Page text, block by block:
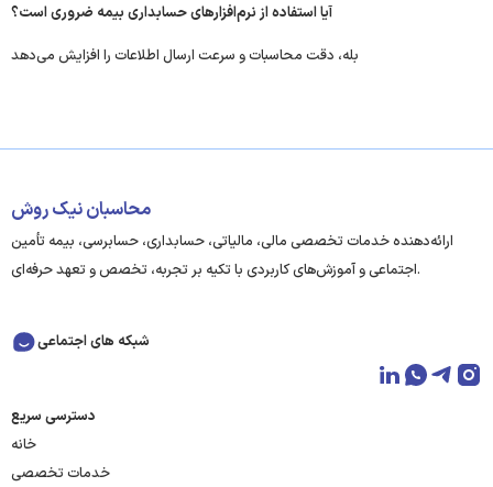
آیا استفاده از نرم‌افزارهای حسابداری بیمه ضروری است؟
بله، دقت محاسبات و سرعت ارسال اطلاعات را افزایش می‌دهد
محاسبان نیک روش
ارائه‌دهنده خدمات تخصصی مالی، مالیاتی، حسابداری، حسابرسی، بیمه تأمین
اجتماعی و آموزش‌های کاربردی با تکیه بر تجربه، تخصص و تعهد حرفه‌ای.
شبکه های اجتماعی
دسترسی سریع
خانه
خدمات تخصصی